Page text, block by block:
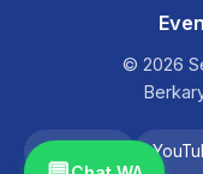
© 2026